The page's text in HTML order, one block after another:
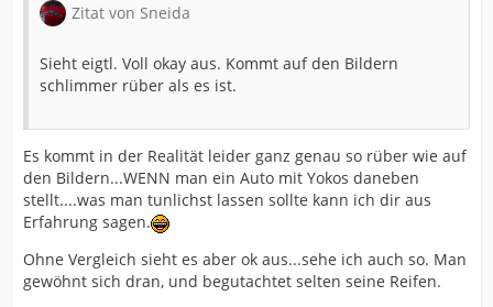
Zitat von Sneida
Sieht eigtl. Voll okay aus. Kommt auf den Bildern
schlimmer rüber als es ist.
Es kommt in der Realität leider ganz genau so rüber wie auf
den Bildern...WENN man ein Auto mit Yokos daneben
stellt....was man tunlichst lassen sollte kann ich dir aus
Erfahrung sagen.
Ohne Vergleich sieht es aber ok aus...sehe ich auch so. Man
gewöhnt sich dran, und begutachtet selten seine Reifen.